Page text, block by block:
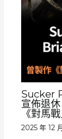
Sucker
宣佈退
《對馬
2025 年 12